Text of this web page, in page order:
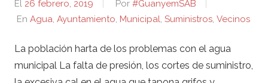
El 26 febrero, 2019 Por #GuanyemSAB
En Agua, Ayuntamiento, Municipal, Suministros, Vecinos
La población harta de los problemas con el agua
municipal La falta de presión, los cortes de suministro,